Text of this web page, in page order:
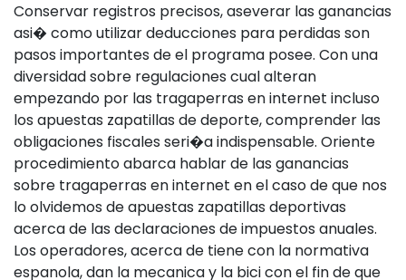
Conservar registros precisos, aseverar las ganancias
asi� como utilizar deducciones para perdidas son
pasos importantes de el programa posee. Con una
diversidad sobre regulaciones cual alteran
empezando por las tragaperras en internet incluso
los apuestas zapatillas de deporte, comprender las
obligaciones fiscales seri�a indispensable. Oriente
procedimiento abarca hablar de las ganancias
sobre tragaperras en internet en el caso de que nos
lo olvidemos de apuestas zapatillas deportivas
acerca de las declaraciones de impuestos anuales.
Los operadores, acerca de tiene con la normativa
espanola, dan la mecanica y la bici con el fin de que